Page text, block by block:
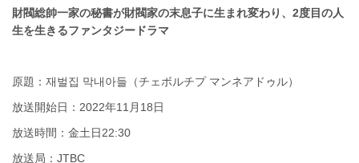
財閥総帥一家の秘書が財閥家の末息子に生まれ変わり、2度目の人
生を生きるファンタジードラマ
原題：재벌집 막내아들（チェボルチプ マンネアドゥル）
放送開始日：2022年11月18日
放送時間：金土日22:30
放送局：JTBC